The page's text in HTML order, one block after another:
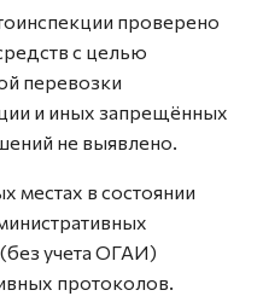
проверено
с целью
перевозки
и иных запрещённых
не выявлено.
местах в состоянии
учета ОГАИ)
протоколов.